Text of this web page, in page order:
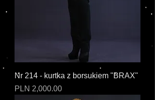
Nr 214 - kurtka z borsukiem "BRAX"
Cena
PLN 2,000.00